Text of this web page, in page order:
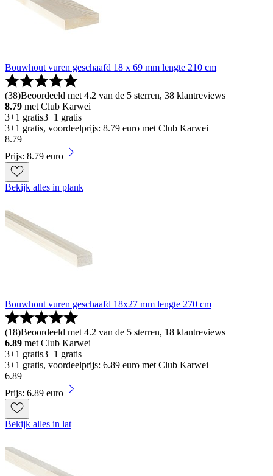
Bouwhout vuren geschaafd 18 x 69 mm lengte 210 cm
(38)Beoordeeld met 4.2 van de 5 sterren, 38 klantreviews
8.79 met Club Karwei
3+1 gratis3+1 gratis
3+1 gratis, voordeelprijs: 8.79 euro met Club Karwei
8.79
Prijs: 8.79 euro
Bekijk alles in plank
Bouwhout vuren geschaafd 18x27 mm lengte 270 cm
(18)Beoordeeld met 4.2 van de 5 sterren, 18 klantreviews
6.89 met Club Karwei
3+1 gratis3+1 gratis
3+1 gratis, voordeelprijs: 6.89 euro met Club Karwei
6.89
Prijs: 6.89 euro
Bekijk alles in lat